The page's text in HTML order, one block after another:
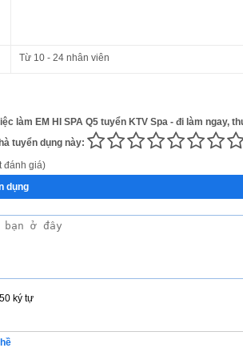
Từ 10 - 24 nhân viên
làm EM HI SPA Q5 tuyển KTV Spa - đi làm ngay,
tuyển dụng này:
đánh giá)
dụng
ký tự